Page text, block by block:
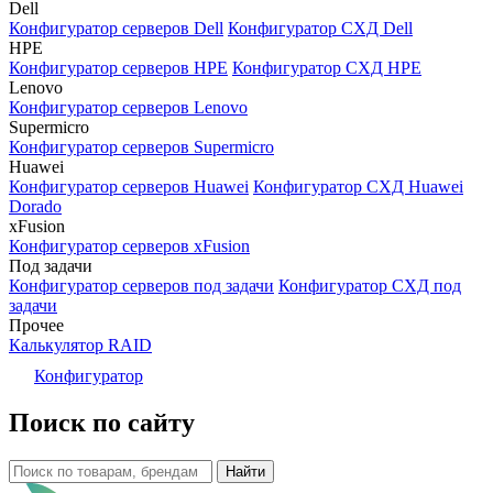
Dell
Конфигуратор серверов Dell Конфигуратор СХД Dell
HPE
Конфигуратор серверов HPE Конфигуратор СХД HPE
Lenovo
Конфигуратор серверов Lenovo
Supermicro
Конфигуратор серверов Supermicro
Huawei
Конфигуратор серверов Huawei Конфигуратор СХД Huawei
Dorado
xFusion
Конфигуратор серверов xFusion
Под задачи
Конфигуратор серверов под задачи Конфигуратор СХД под
задачи
Прочее
Калькулятор RAID
Конфигуратор
Поиск по сайту